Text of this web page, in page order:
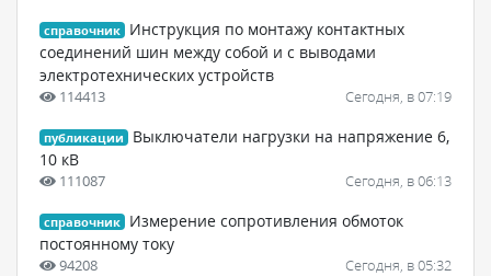
справочник
Инструкция по монтажу контактных
соединений шин между собой и с выводами
электротехнических устройств
114413 Сегодня, в 07:19
публикации
Выключатели нагрузки на напряжение 6,
10 кВ
111087 Сегодня, в 06:13
справочник
Измерение сопротивления обмоток
постоянному току
94208 Сегодня, в 05:32